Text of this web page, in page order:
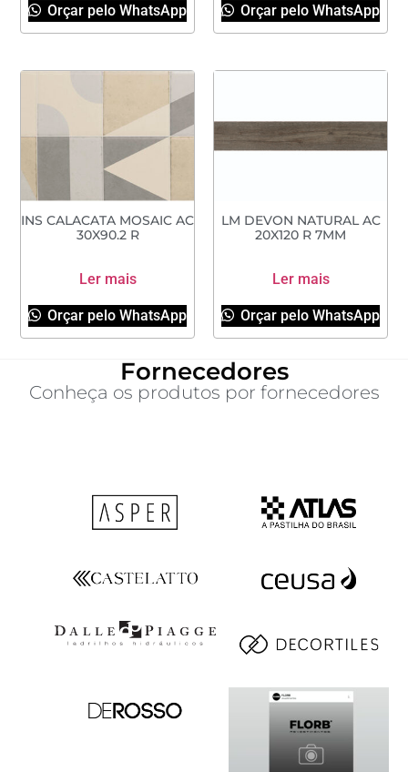
Orçar pelo WhatsApp Orçar pelo WhatsApp
INS CALACATA MOSAIC AC
30X90.2 R
Ler mais
Orçar pelo WhatsApp
LM DEVON NATURAL AC
20X120 R 7MM
Ler mais
Orçar pelo WhatsApp
Fornecedores
Conheça os produtos por fornecedores